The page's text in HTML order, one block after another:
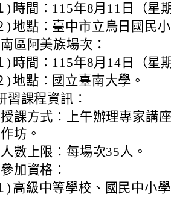
) 時間：115年8月11日（星
)地點：臺中市立烏日國民
南區阿美族場次：
) 時間：115年8月14日（星
)地點：國立臺南大學。
習課程資訊：
授課方式：上午辦理專家講
作坊。
人數上限：每場次35人。
參加資格：
) 高級中等學校、國民中小